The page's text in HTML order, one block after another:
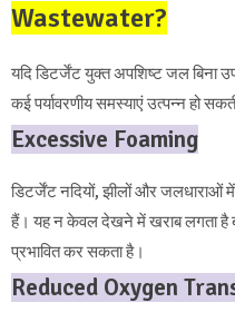
Wastewater?
यदि डिटर्जेंट युक्त अपशिष्ट जल बिना
कई पर्यावरणीय समस्याएं उत्पन्न हो
Excessive Foaming
डिटर्जेंट नदियों, झीलों और
हैं। यह न केवल देखने में खराब लगता है
प्रभावित कर सकता है।
Reduced Oxygen